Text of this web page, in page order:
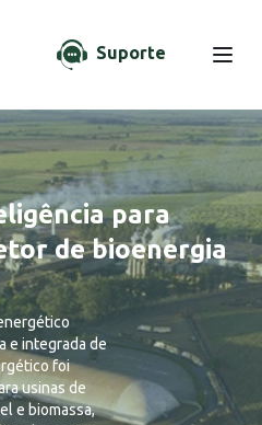
Suporte
para
de bioenergia
e integrada de
foi
usinas de
e biomassa,